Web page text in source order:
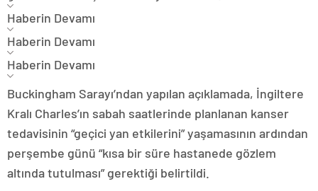
Haberin Devamı
Haberin Devamı
Haberin Devamı
Buckingham Sarayı’ndan yapılan açıklamada, İngiltere
Kralı Charles’ın sabah saatlerinde planlanan kanser
tedavisinin “geçici yan etkilerini” yaşamasının ardından
perşembe günü “kısa bir süre hastanede gözlem
altında tutulması” gerektiği belirtildi.